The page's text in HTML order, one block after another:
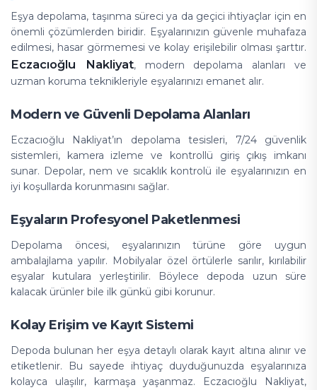
Eşya depolama, taşınma süreci ya da geçici ihtiyaçlar için en
önemli çözümlerden biridir. Eşyalarınızın güvenle muhafaza
edilmesi, hasar görmemesi ve kolay erişilebilir olması şarttır.
Eczacıoğlu Nakliyat, modern depolama alanları ve
uzman koruma teknikleriyle eşyalarınızı emanet alır.
Modern ve Güvenli Depolama Alanları
Eczacıoğlu Nakliyat’ın depolama tesisleri, 7/24 güvenlik
sistemleri, kamera izleme ve kontrollü giriş çıkış imkanı
sunar. Depolar, nem ve sıcaklık kontrolü ile eşyalarınızın en
iyi koşullarda korunmasını sağlar.
Eşyaların Profesyonel Paketlenmesi
Depolama öncesi, eşyalarınızın türüne göre uygun
ambalajlama yapılır. Mobilyalar özel örtülerle sarılır, kırılabilir
eşyalar kutulara yerleştirilir. Böylece depoda uzun süre
kalacak ürünler bile ilk günkü gibi korunur.
Kolay Erişim ve Kayıt Sistemi
Depoda bulunan her eşya detaylı olarak kayıt altına alınır ve
etiketlenir. Bu sayede ihtiyaç duyduğunuzda eşyalarınıza
kolayca ulaşılır, karmaşa yaşanmaz. Eczacıoğlu Nakliyat,